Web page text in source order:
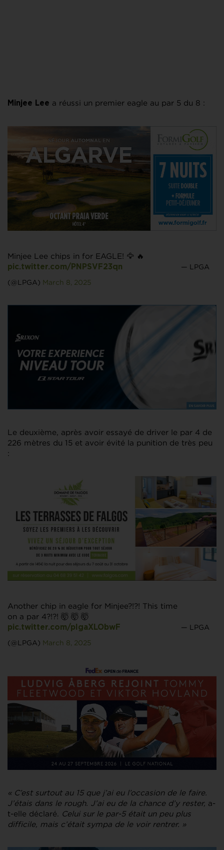
Minjee Lee a réussi un premier eagle au par 5 du 8 :
Minjee Lee chips in for EAGLE! 🦅 🔥
pic.twitter.com/PNPSVF23qn — LPGA
(@LPGA) March 8, 2025
Le deuxième, après avoir essayé de driver le par 4 de
226 mètres du 15 et avoir évité la punition de très peu
:
Another chip in eagle for Minjee?!?! This time
on a par 4?!?! 🤯 🤯 🤯
pic.twitter.com/pIgaXLObwF — LPGA
(@LPGA) March 8, 2025
« C’est surtout au 15 que j’ai eu l’occasion de le faire.
J’étais dans le rough. J’ai eu de la chance d’y rester, a-
t-elle déclaré. Celui sur le par-5 était un peu plus
difficile, mais c’était sympa de le voir rentrer. »